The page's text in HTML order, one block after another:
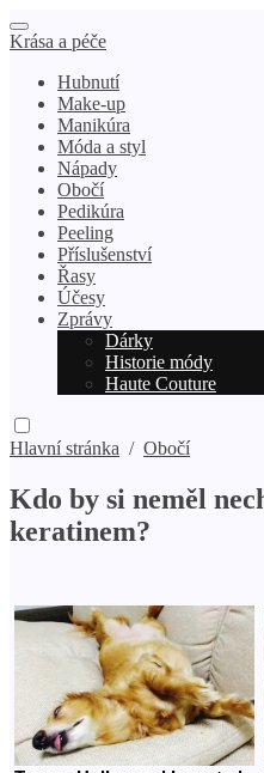
Krása a péče
Hubnutí
Make-up
Manikúra
Móda a styl
Nápady
Obočí
Pedikúra
Peeling
Příslušenství
Řasy
Účesy
Zprávy
Dárky
Historie módy
Haute Couture
Hlavní stránka / Obočí
Kdo by si neměl
keratinem?